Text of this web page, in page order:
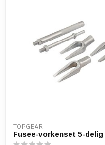
TOPGEAR
Fusee-vorkenset 5-delig